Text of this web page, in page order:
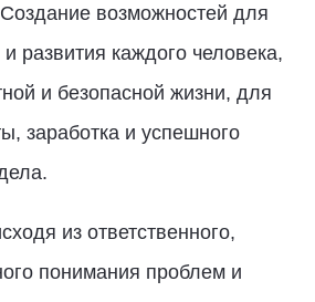
возможностей для
развития каждого человека,
и безопасной жизни, для
заработка и успешного
из ответственного,
понимания проблем и